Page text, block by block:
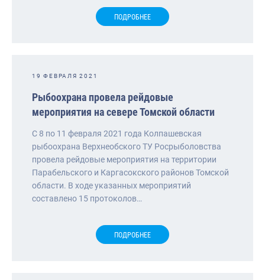
ПОДРОБНЕЕ
19 ФЕВРАЛЯ 2021
Рыбоохрана провела рейдовые
мероприятия на севере Томской области
С 8 по 11 февраля 2021 года Колпашевская
рыбоохрана Верхнеобского ТУ Росрыболовства
провела рейдовые мероприятия на территории
Парабельского и Каргасокского районов Томской
области. В ходе указанных мероприятий
составлено 15 протоколов…
ПОДРОБНЕЕ